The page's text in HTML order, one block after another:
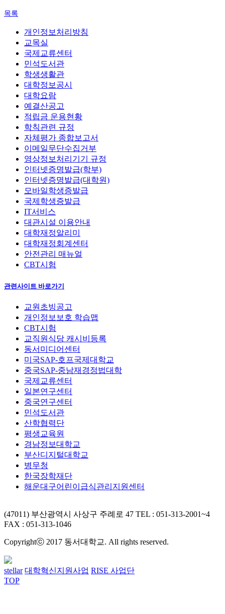
목록
개인정보처리방침
교목실
국제교류센터
민석도서관
학생생활관
대학정보공시
대학요람
예결산공고
적립금 운용현황
학칙관련 규정
자체평가 종합보고서
이메일무단수집거부
영상정보처리기기 규정
인터넷증명발급(학부)
인터넷증명발급(대학원)
모바일학생증발급
국제학생증발급
IT서비스
대관시설 이용안내
대학재정알리미
대학재정회계센터
안전관리 매뉴얼
CBT시험
관련사이트 바로가기
교원초빙공고
개인정보보호 학습맵
CBT시험
교직원식당 캐시비등록
동서미디어센터
미국SAP-호프국제대학교
중국SAP-중남재경정법대학
국제교류센터
일본연구센터
중국연구센터
민석도서관
산학협력단
평생교육원
경남정보대학교
부산디지털대학교
병무청
한국장학재단
해운대구어린이급식관리지원센터
(47011) 부산광역시 사상구 주례로 47 TEL : 051-313-2001~4
FAX : 051-313-1046
Copyrightⓒ 2017 동서대학교. All rights reserved.
stellar 대학혁신지원사업 RISE 사업단
TOP